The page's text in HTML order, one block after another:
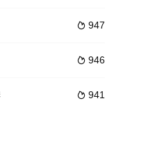
等人一起守拙归园田蘑菇屋，为观众
串剧情，欢迎爱搞笑、喜欢幽默、
 947
 946
 941